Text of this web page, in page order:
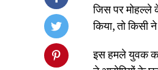
जिस पर मोहल्ले
किया, तो किसी
इस हमले युवक का